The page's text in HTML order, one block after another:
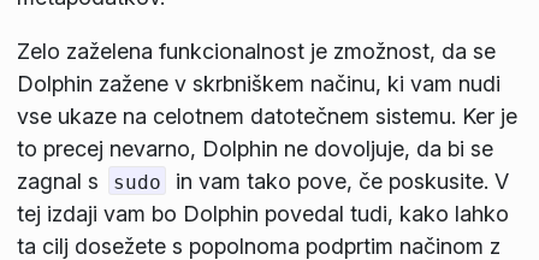
Zelo zaželena funkcionalnost je zmožnost, da se
Dolphin zažene v skrbniškem načinu, ki vam nudi
vse ukaze na celotnem datotečnem sistemu. Ker je
to precej nevarno, Dolphin ne dovoljuje, da bi se
zagnal s
sudo
in vam tako pove, če poskusite. V
tej izdaji vam bo Dolphin povedal tudi, kako lahko
ta cilj dosežete s popolnoma podprtim načinom z